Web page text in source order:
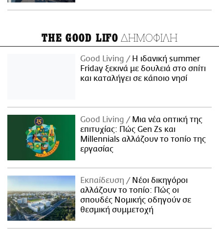
THE GOOD LIFO ΔΗΜΟΦΙΛΗ
Good Living
Η ιδανική summer
Friday ξεκινά με δουλειά στο σπίτι
και καταλήγει σε κάποιο νησί
Good Living
Μια νέα οπτική της
επιτυχίας: Πώς Gen Zs και
Millennials αλλάζουν το τοπίο της
εργασίας
Εκπαίδευση
Νέοι δικηγόροι
αλλάζουν το τοπίο: Πώς οι
σπουδές Νομικής οδηγούν σε
θεσμική συμμετοχή